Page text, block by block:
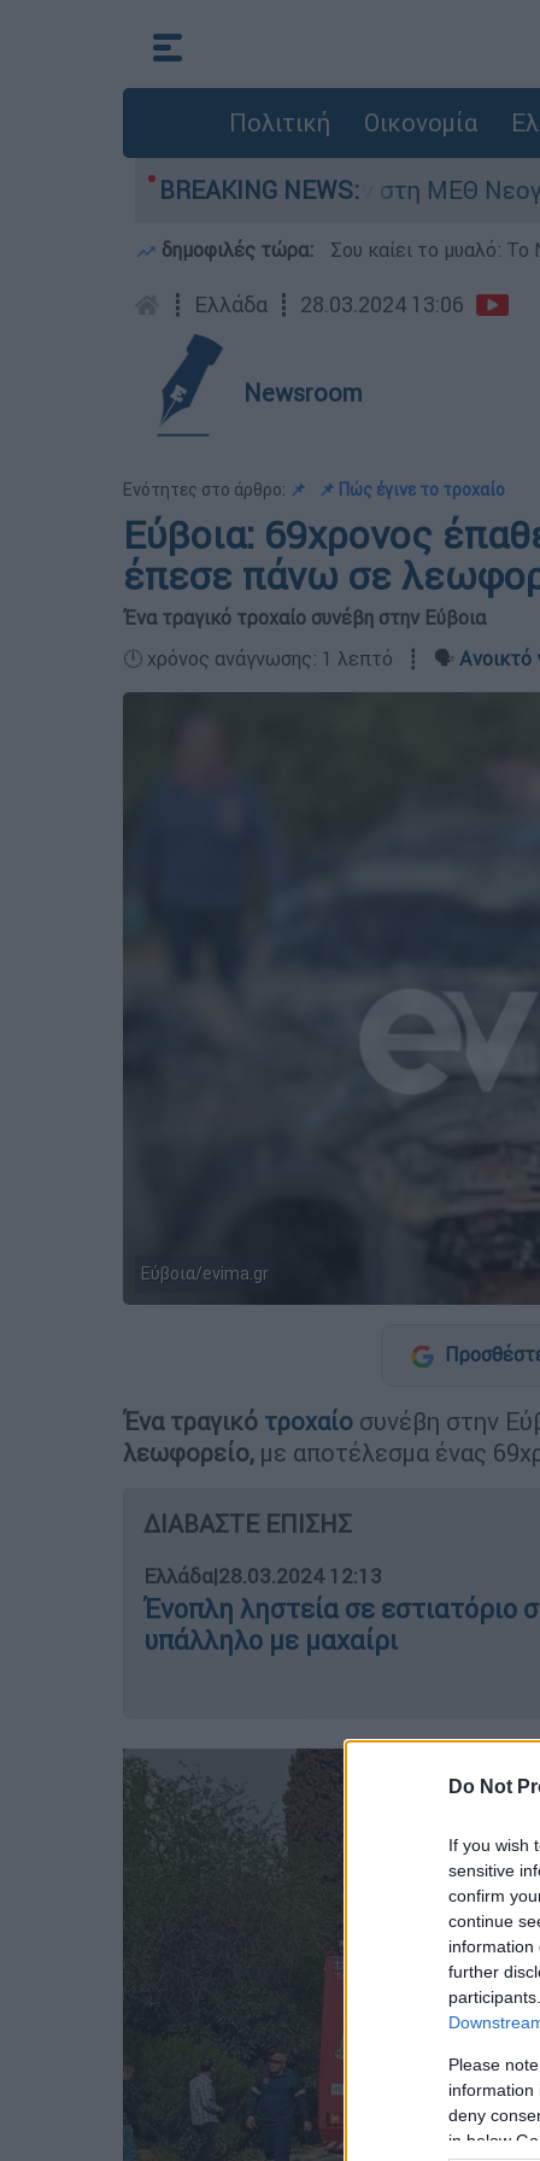
Do Not
If you wish
sensitive
confirm
continue
information
further
Please
information
deny
in below
Πολιτική Οικονομία
BREAKING NEWS:
- Νοσηλευόταν στη ΜΕΘ Νεογνών
δημοφιλές τώρα: Σου καίει το μυαλό:
┋ Ελλάδα ┋ 28.03.2024 13:06
Newsroom
Ενότητες στο άρθρο: 📌 📌 Πώς έγινε το τροχαίο
Εύβοια: 69χρονος
έπεσε πάνω σε
Ένα τραγικό τροχαίο συνέβη στην Εύβοια
🕛 χρόνος ανάγνωσης: 1 λεπτό ┋ 🗣️ Ανοικτό
Εύβοια/evima.gr
Ένα τραγικό τροχαίο συνέβη στην
λεωφορείο, με αποτέλεσμα ένας
ΔΙΑΒΑΣΤΕ ΕΠΙΣΗΣ
Ελλάδα|28.03.2024 12:13
Ένοπλη ληστεία σε εστιατόριο
υπάλληλο με μαχαίρι